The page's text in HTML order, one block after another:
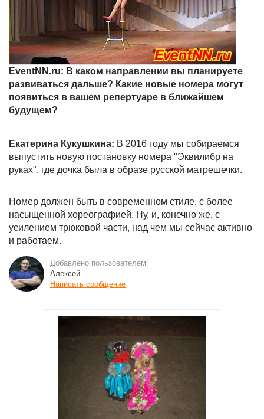
EventNN.ru: В каком направлении вы планируете
развиваться дальше? Какие новые номера могут
появиться в вашем репертуаре в ближайшем
будущем?
Екатерина Кукушкина: В 2016 году мы собираемся
выпустить новую постановку номера "Эквилибр на
руках", где дочка была в образе русской матрешечки.
Номер должен быть в современном стиле, с более
насыщенной хореографией. Ну, и, конечно же, с
усилением трюковой части, над чем мы сейчас активно
и работаем.
Добавлено пользователем:
Алексей
Написать сообщение